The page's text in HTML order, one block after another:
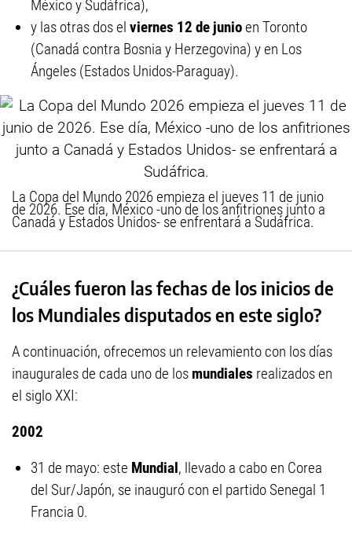
México y Sudáfrica),
y las otras dos el viernes 12 de junioen Toronto
(Canadá contra Bosnia y Herzegovina) y en Los
Ángeles (Estados Unidos-Paraguay).
La Copa del Mundo 2026 empieza el jueves 11 de junio
de 2026. Ese día, México -uno de los anfitriones junto a
Canadá y Estados Unidos- se enfrentará a Sudáfrica.
¿Cuáles fueron las fechas de los inicios de
los Mundiales disputados en este siglo?
A continuación, ofrecemos un relevamiento con los días
inaugurales de cada uno de los mundiales realizados en
el siglo XXI:
2002
31 de mayo: este Mundial, llevado a cabo en Corea
del Sur/Japón, se inauguró con el partido Senegal 1
Francia 0.